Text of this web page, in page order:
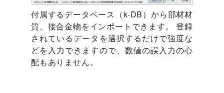
付属するデータベース（k-DB）から部材材
質、接合金物をインポートできます。 登録
されているデータを選択するだけで強度な
どを入力できますので、数値の誤入力の心
配もありません。